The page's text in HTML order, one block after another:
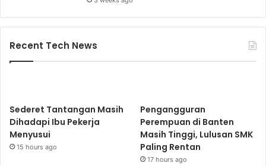
Recent Tech News
Sederet Tantangan Masih
Dihadapi Ibu Pekerja
Menyusui
15 hours ago
Pengangguran
Perempuan di Banten
Masih Tinggi, Lulusan SMK
Paling Rentan
17 hours ago